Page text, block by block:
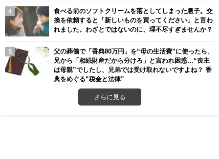
食べる前のソフトクリームを落としてしまった息子。交
換を依頼すると「新しいものを買ってください」と言わ
れました。わざとではないのに、理不尽すぎませんか？
父の葬儀で「香典80万円」を“母の生活費”に使ったら、
兄から「相続財産だから分けろ」と言われ困惑…“喪主
は母親”でしたし、兄弟では受け取れないですよね？ 香
典をめぐる“税金と法律”
さらに見る